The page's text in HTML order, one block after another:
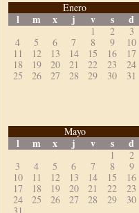
Enero
l m x j v s d
1 2
3
4
5 6 7 8 9
10
11
12 13 14 15 16
17
18
19 20 21 22 23
24
25
26 27 28 29 30 31
Mayo
l m x j v s d
1
2
3
4 5 6 7 8
9
10
11 12 13 14 15
16
17
18 19 20 21 22
23
24
25 26 27 28 29
30